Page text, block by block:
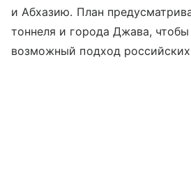
и Абхазию. План
тоннеля и города Джава, чтобы
возможный подход